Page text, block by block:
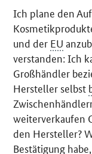
Ich plane den
und der EU
verstanden: Ich
Großhändler
Hersteller selbst
weiterverkaufen
den Hersteller?
Bestätigung